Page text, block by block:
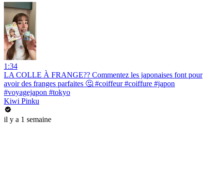
1:34
LA COLLE À FRANGE?? Commentez les japonaises font pour
avoir des franges parfaites 🤔 #coiffeur #coiffure #japon
#voyagejapon #tokyo
Kiwi Pinku
il y a 1 semaine